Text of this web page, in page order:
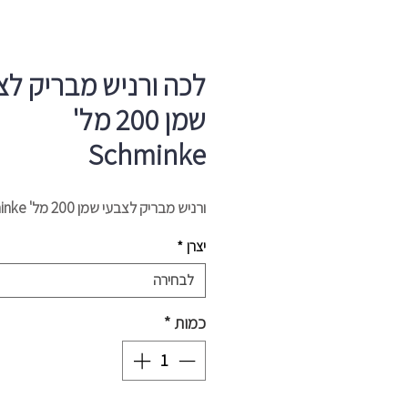
לכה ורניש מבריק
שמן 200 מל'
Schminke
ורניש מבריק לצבעי שמן 200 מל' Schminke
יצרן *
לבחירה
כמות*